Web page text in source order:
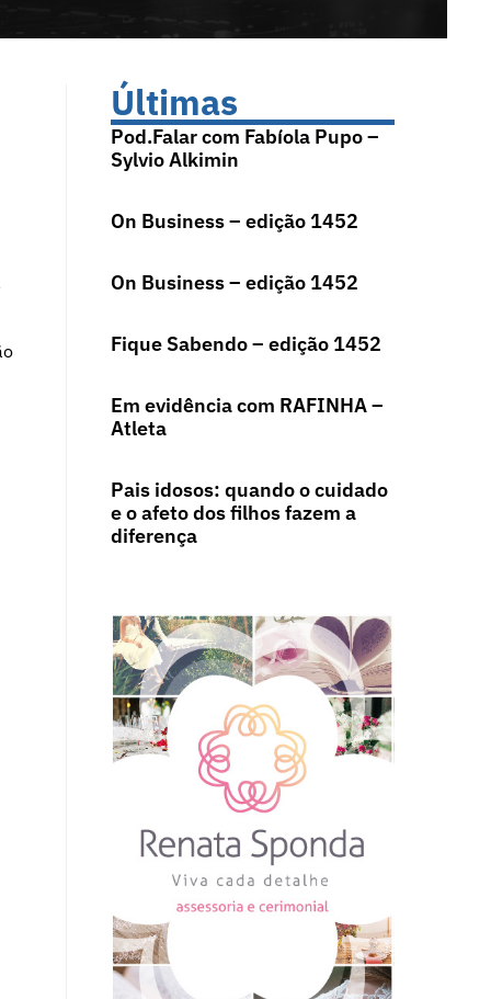
Últimas
Pod.Falar com Fabíola Pupo –
Sylvio Alkimin
On Business – edição 1452
On Business – edição 1452
Fique Sabendo – edição 1452
Em evidência com RAFINHA –
Atleta
Pais idosos: quando o cuidado
e o afeto dos filhos fazem a
diferença